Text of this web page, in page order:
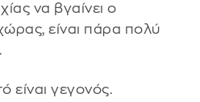
να βγαίνει ο
είναι πάρα πολύ
είναι γεγονός.